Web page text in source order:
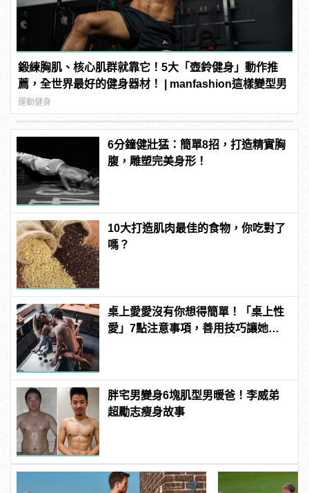
鍛練胸肌、核心肌群就靠它！5大「壺鈴健身」動作推
薦，全世界最好的健身器材！ | manfashion這樣變型男
運動健身
6分鐘健壯猛：簡單8招，打造精實胸
腹，雕塑完美身形！
10大打造肌肉最佳的食物，你吃對了
嗎？
桌上愛愛沒有你想得簡單！「桌上性
愛」7點注意事項，善用技巧讓她爽
胖宅男變身6塊肌型男暖爸！李威弟
超勵志瘦身故事